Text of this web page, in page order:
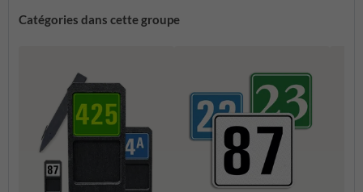
Catégories dans cette groupe